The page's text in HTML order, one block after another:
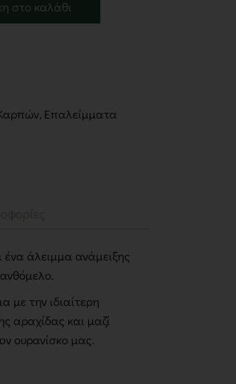
στο καλάθι
, Επαλείμματα
ένα άλειμμα ανάμειξης
με την ιδιαίτερη
αραχίδας και μαζί
ουρανίσκο μας.